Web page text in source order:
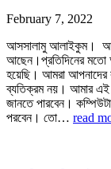
February 7, 2022
আসসালামু আলাইকুম।
আছেন।প্রতিদিনের মতো
হয়েছি। আমরা
ব্যতিক্রম নয়। আমার এই
জানতে পারবেন।
পরবেন। তো… read